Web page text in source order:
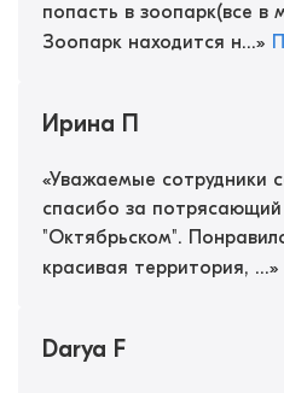
попасть в зоопарк(все в
Зоопарк находится н...»
Ирина П
«Уважаемые сотрудники
спасибо за
"Октябрьском".
красивая территория, ...»
Darya F